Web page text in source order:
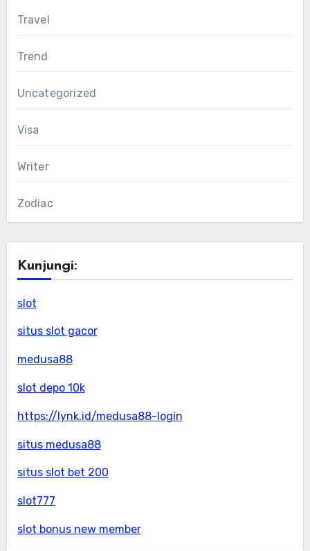
Travel
Trend
Uncategorized
Visa
Writer
Zodiac
Kunjungi:
slot
situs slot gacor
medusa88
slot depo 10k
https://lynk.id/medusa88-login
situs medusa88
situs slot bet 200
slot777
slot bonus new member